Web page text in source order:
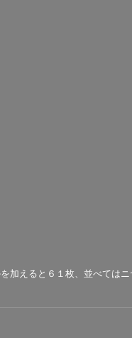
加えると６１枚、並べては